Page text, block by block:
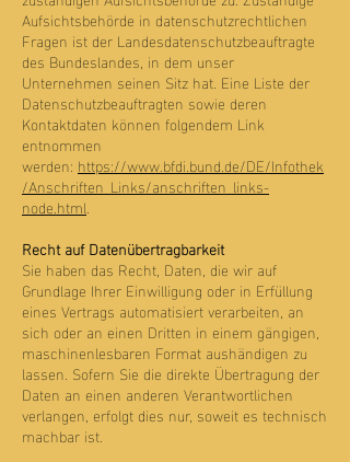
Aufsichtsbehörde in datenschutzrechtlichen
Fragen ist der Landesdatenschutzbeauftragte
des Bundeslandes, in dem unser
Unternehmen seinen Sitz hat. Eine Liste der
Datenschutzbeauftragten sowie deren
Kontaktdaten können folgendem Link
entnommen
werden: https://www.bfdi.bund.de/DE/Infothek
/Anschriften_Links/anschriften_links-
node.html.
Recht auf Datenübertragbarkeit
Sie haben das Recht, Daten, die wir auf
Grundlage Ihrer Einwilligung oder in Erfüllung
eines Vertrags automatisiert verarbeiten, an
sich oder an einen Dritten in einem gängigen,
maschinenlesbaren Format aushändigen zu
lassen. Sofern Sie die direkte Übertragung der
Daten an einen anderen Verantwortlichen
verlangen, erfolgt dies nur, soweit es technisch
machbar ist.